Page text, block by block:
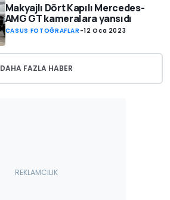
Makyajlı Dört Kapılı Mercedes-
AMG GT kameralara yansıdı
CASUS FOTOĞRAFLAR -12 Oca 2023
DAHA FAZLA HABER